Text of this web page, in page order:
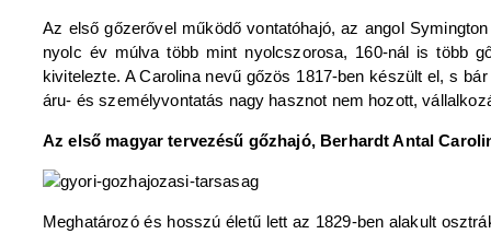
Az első gőzerővel működő vontatóhajó, az angol
nyolc év múlva több mint nyolcszorosa, 160-nál is több
kivitelezte. A Carolina nevű gőzös 1817-ben készült el, s
áru- és személyvontatás nagy hasznot nem hozott,
Az első magyar tervezésű gőzhajó, Berhardt Antal
Meghatározó és hosszú életű lett az 1829-ben alakult